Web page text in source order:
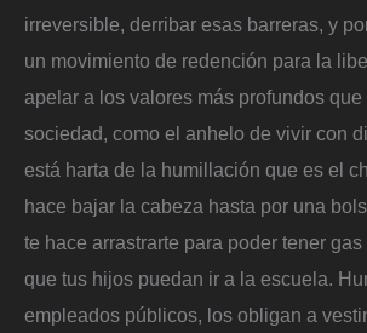
irreversible, derribar esas barreras, y
un movimiento de redención para la
apelar a los valores más profundos
sociedad, como el anhelo de vivir con
está harta de la humillación que es el
hace bajar la cabeza hasta por una
te hace arrastrarte para poder tener
que tus hijos puedan ir a la escuela.
empleados públicos, los obligan a